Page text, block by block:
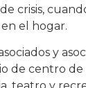
crisis,
el hogar.
y
de centro